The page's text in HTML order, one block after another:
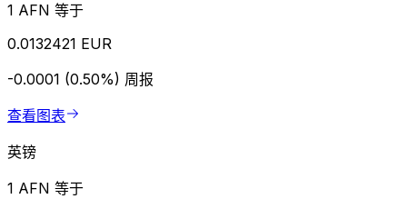
1 AFN 等于
0.0132421 EUR
-0.0001 (0.50%) 周报
查看图表
英镑
1 AFN 等于